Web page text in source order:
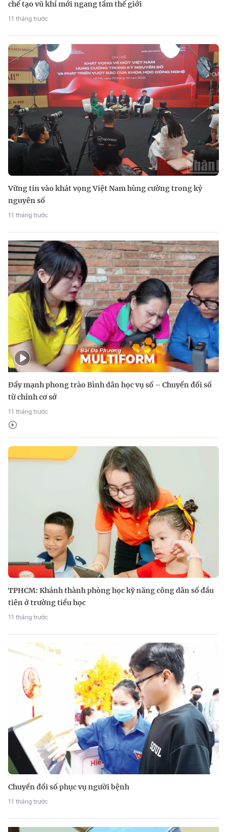
chế tạo vũ khí mới ngang tầm thế giới
11 tháng trước
Vững tin vào khát vọng Việt Nam hùng cường trong kỷ
nguyên số
11 tháng trước
Đẩy mạnh phong trào Bình dân học vụ số – Chuyển đổi số
từ chính cơ sở
11 tháng trước
TPHCM: Khánh thành phòng học kỹ năng công dân số đầu
tiên ở trường tiểu học
11 tháng trước
Chuyển đổi số phục vụ người bệnh
11 tháng trước